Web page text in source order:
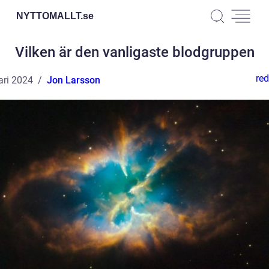
NYTTOMALLT.se
Vilken är den vanligaste blodgruppen
2024 Jon Larsson